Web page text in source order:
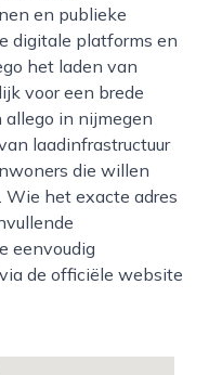
en publieke
digitale platforms en
het laden van
voor een brede
allego in nijmegen
laadinfrastructuur
die willen
het exacte adres
eenvoudig
de officiële website